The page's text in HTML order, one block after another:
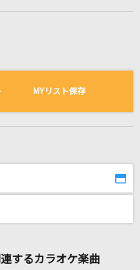
いる曲の一覧
MYリスト保存
するカラオケ楽曲